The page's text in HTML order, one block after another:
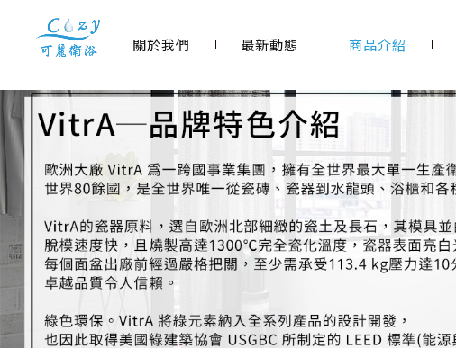
關於我們 最新動態 商品介紹